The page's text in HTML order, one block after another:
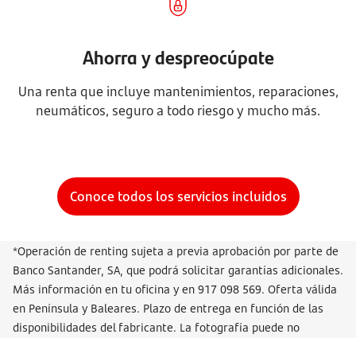
Ahorra y despreocúpate
Una renta que incluye mantenimientos, reparaciones,
neumáticos, seguro a todo riesgo y mucho más.
Conoce todos los servicios incluidos
*Operación de renting sujeta a previa aprobación por parte de
Banco Santander, SA, que podrá solicitar garantías adicionales.
Más información en tu oficina y en 917 098 569. Oferta válida
en Península y Baleares. Plazo de entrega en función de las
disponibilidades del fabricante. La fotografía puede no